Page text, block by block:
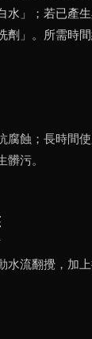
水」；若已產
」。所需時間
腐蝕；長時間
污。
水流翻攪，加